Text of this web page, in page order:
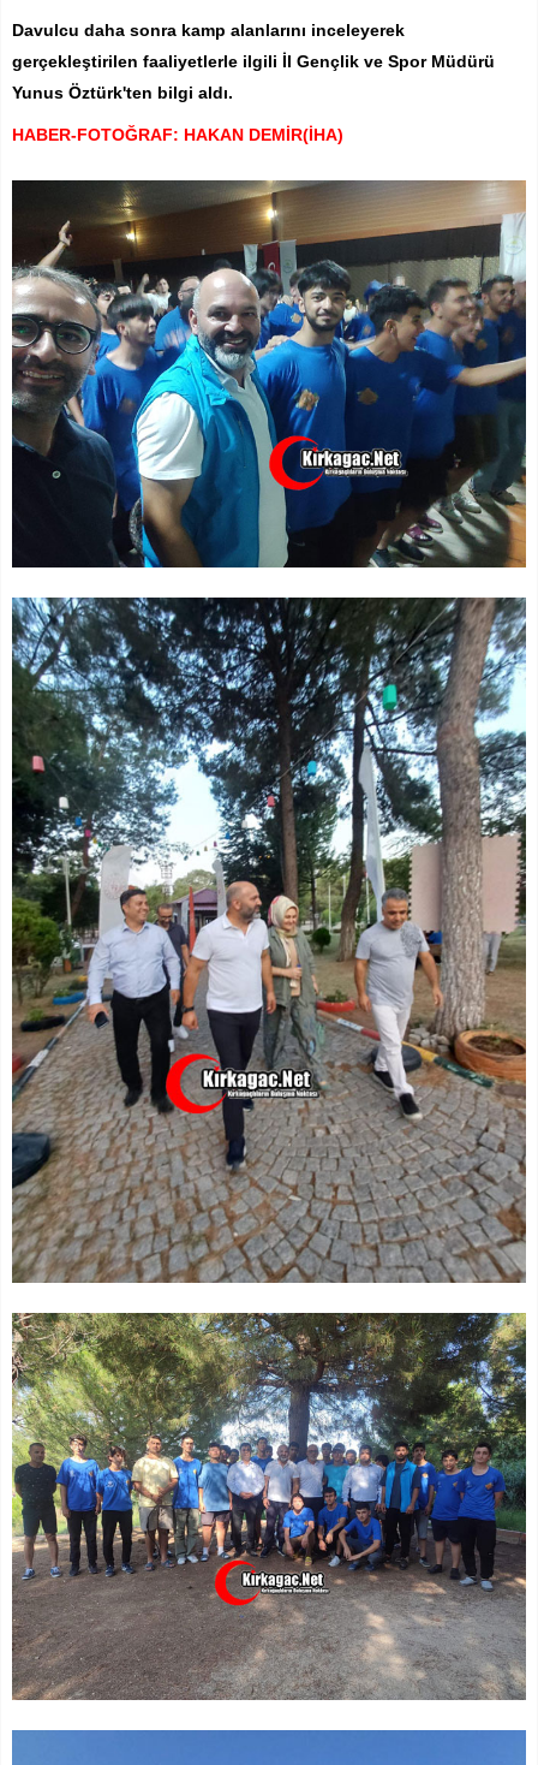
Davulcu daha sonra kamp alanlarını inceleyerek
gerçekleştirilen faaliyetlerle ilgili İl Gençlik ve Spor Müdürü
Yunus Öztürk'ten bilgi aldı.
HABER-FOTOĞRAF: HAKAN DEMİR(İHA)